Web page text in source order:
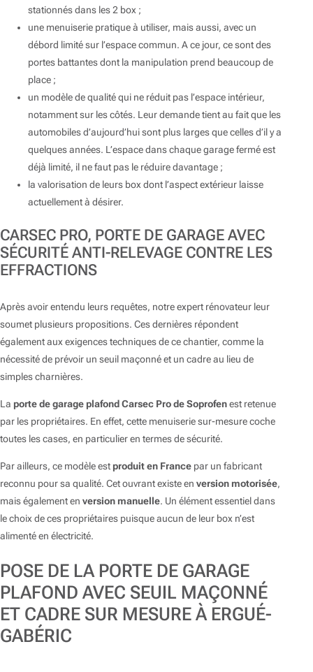
stationnés dans les 2 box ;
une menuiserie pratique à utiliser, mais aussi, avec un
débord limité sur l’espace commun. A ce jour, ce sont des
portes battantes dont la manipulation prend beaucoup de
place ;
un modèle de qualité qui ne réduit pas l’espace intérieur,
notamment sur les côtés. Leur demande tient au fait que les
automobiles d’aujourd’hui sont plus larges que celles d’il y a
quelques années. L’espace dans chaque garage fermé est
déjà limité, il ne faut pas le réduire davantage ;
la valorisation de leurs box dont l’aspect extérieur laisse
actuellement à désirer.
CARSEC PRO, PORTE DE GARAGE AVEC
SÉCURITÉ ANTI-RELEVAGE CONTRE LES
EFFRACTIONS
Après avoir entendu leurs requêtes, notre expert rénovateur leur
soumet plusieurs propositions. Ces dernières répondent
également aux exigences techniques de ce chantier, comme la
nécessité de prévoir un seuil maçonné et un cadre au lieu de
simples charnières.
La porte de garage plafond Carsec Pro de Soprofenest retenue
par les propriétaires. En effet, cette menuiserie sur-mesure coche
toutes les cases, en particulier en termes de sécurité.
Par ailleurs, ce modèle est produit en France par un fabricant
reconnu pour sa qualité. Cet ouvrant existe en version motorisée,
mais également en version manuelle. Un élément essentiel dans
le choix de ces propriétaires puisque aucun de leur box n’est
alimenté en électricité.
POSE DE LA PORTE DE GARAGE
PLAFOND AVEC SEUIL MAÇONNÉ
ET CADRE SUR MESURE À ERGUÉ-
GABÉRIC